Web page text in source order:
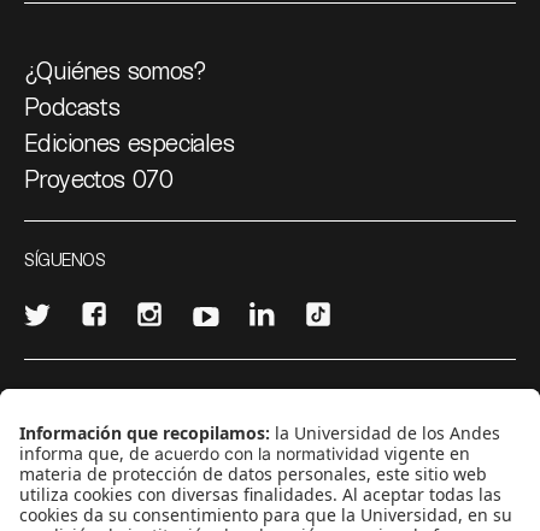
¿Quiénes somos?
Podcasts
Ediciones especiales
Proyectos 070
SÍGUENOS
CONTÁCTANOS
cerosetenta@uniandes.edu.co